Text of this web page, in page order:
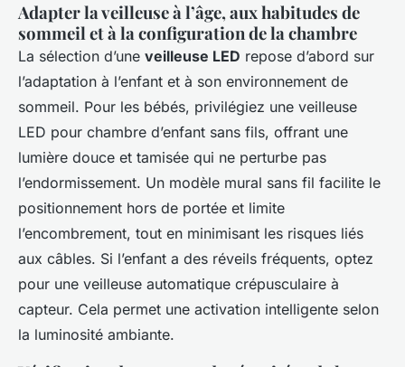
Adapter la veilleuse à l’âge, aux habitudes de
sommeil et à la configuration de la chambre
La sélection d’une veilleuse LED repose d’abord sur
l’adaptation à l’enfant et à son environnement de
sommeil. Pour les bébés, privilégiez une veilleuse
LED pour chambre d’enfant sans fils, offrant une
lumière douce et tamisée qui ne perturbe pas
l’endormissement. Un modèle mural sans fil facilite le
positionnement hors de portée et limite
l’encombrement, tout en minimisant les risques liés
aux câbles. Si l’enfant a des réveils fréquents, optez
pour une veilleuse automatique crépusculaire à
capteur. Cela permet une activation intelligente selon
la luminosité ambiante.